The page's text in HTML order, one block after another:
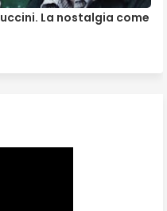
La nostalgia come